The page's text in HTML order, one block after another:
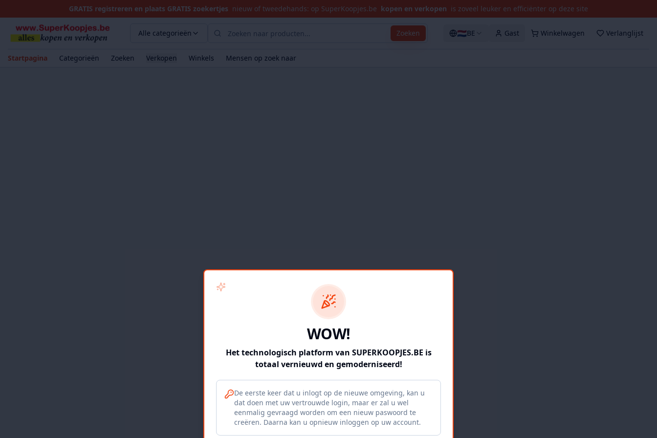
GRATIS registreren en plaats GRATIS zoekertjes nieuw of tweedehands: op SuperKoopjes.be kopen en verkopen is zoveel leuker en efficiënter op deze site
Alle categorieën Zoeken 🇳🇱BE Gast Winkelwagen Verlanglijst
Startpagina Categorieën Zoeken Verkopen Winkels Mensen op zoek naar
404
WOW!
Het technologisch platform van SUPERKOOPJES.BE is
totaal vernieuwd en gemoderniseerd!
De eerste keer dat u inlogt op de nieuwe omgeving, kan u
dat doen met uw vertrouwde login, maar er zal u wel
eenmalig gevraagd worden om een nieuw paswoord te
creëren. Daarna kan u opnieuw inloggen op uw account.